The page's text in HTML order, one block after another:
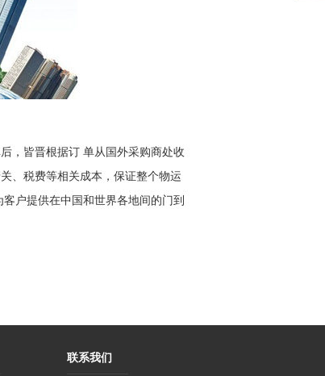
，皆晋根据订 单从国外采购商处收
、税费等相关成本，保证整个物运
户提供在中国和世界各地间的门到
联系我们